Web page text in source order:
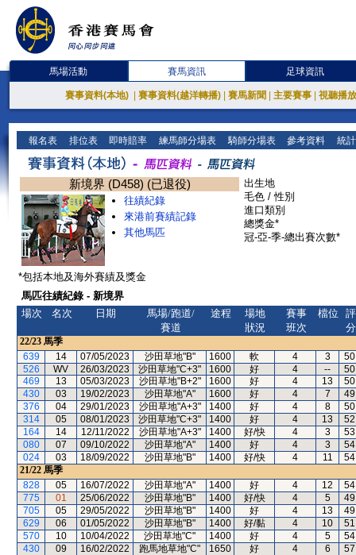
馬場活動 賽馬資訊 足球資訊
賽事資料(本地) 賽事資料(越洋轉播) 賽馬新聞 主要賽事 視聽播
報名表 排位表 即時賠率 練馬師分場表 騎師分場表 參考資料 統
新境界 (D458) (已退役)
往績紀錄
來港前賽績記錄
其他馬匹
出生地
毛色 / 性別
進口類別
總獎金*
冠-亞-季-總出賽次數*
*包括本地及海外賽績及獎金
馬匹往績紀錄 - 新境界
場次
名次 日期
馬場/跑道/
賽道
途程
場地
狀況
賽事
班次
檔位
評
分
22/23 馬季
639
14 07/05/2023 沙田草地"B" 1600 軟 4 3
50
526
WV 26/03/2023 沙田草地"C+3" 1600 好 4 --
50
469
13 05/03/2023 沙田草地"B+2" 1600 好 4 13
50
430
03 19/02/2023 沙田草地"A" 1600 好 4 7
49
376
04 29/01/2023 沙田草地"A+3" 1400 好 4 8
50
314
05 08/01/2023 沙田草地"C+3" 1400 好 4 13
52
164
14 12/11/2022 沙田草地"A+3" 1400 好/快 4 3
53
080
07 09/10/2022 沙田草地"A" 1400 好 4 3
54
024
03 18/09/2022 沙田草地"B" 1400 好/快 4 11
54
21/22 馬季
828
05 16/07/2022 沙田草地"A" 1400 好 4 12
54
775
01 25/06/2022 沙田草地"B" 1400 好/快 4 5
49
705
05 29/05/2022 沙田草地"B" 1400 好 4 13
49
629
06 01/05/2022 沙田草地"B" 1400 好/黏 4 10
51
570
10 10/04/2022 沙田草地"C" 1400 好 4 5
54
430
09 16/02/2022 跑馬地草地"C" 1650 好 4 6
57